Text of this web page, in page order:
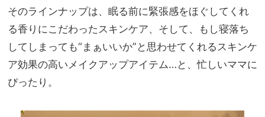
そのラインナップは、眠る前に緊張感をほぐしてくれ
る香りにこだわったスキンケア、そして、もし寝落ち
してしまっても“まぁいいか”と思わせてくれるスキンケ
ア効果の高いメイクアップアイテム…と、忙しいママに
ぴったり。